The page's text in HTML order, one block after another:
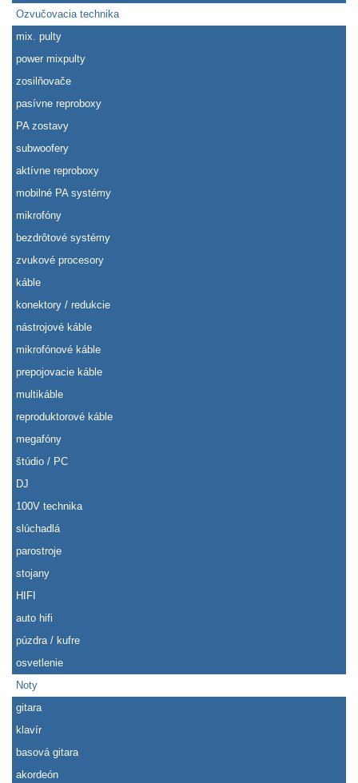
Ozvučovacia technika
mix. pulty
power mixpulty
zosilňovače
pasívne reproboxy
PA zostavy
subwoofery
aktívne reproboxy
mobilné PA systémy
mikrofóny
bezdrôtové systémy
zvukové procesory
káble
konektory / redukcie
nástrojové káble
mikrofónové káble
prepojovacie káble
multikáble
reproduktorové káble
megafóny
štúdio / PC
DJ
100V technika
slúchadlá
parostroje
stojany
HIFI
auto hifi
púzdra / kufre
osvetlenie
Noty
gitara
klavír
basová gitara
akordeón